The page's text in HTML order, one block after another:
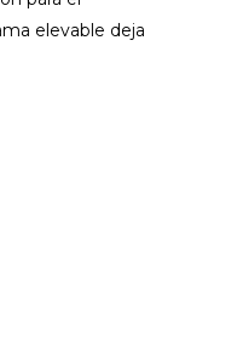
elevable deja